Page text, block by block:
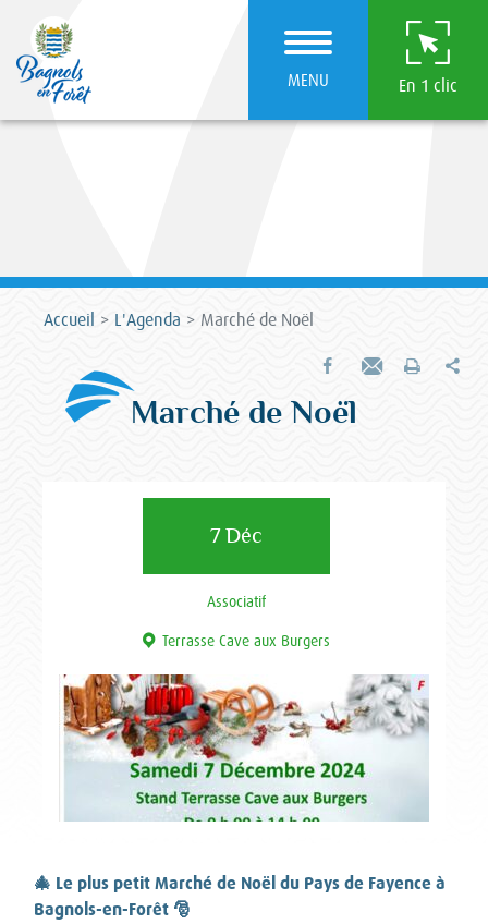
MENU En 1 clic
Accueil L'Agenda Marché de Noël
Partager sur Facebook
Envoyer par e-mail
Imprimer
Marché de Noël
7 Déc
Associatif
Terrasse Cave aux Burgers
🎄 Le plus petit Marché de Noël du Pays de Fayence à
Bagnols-en-Forêt 🎅